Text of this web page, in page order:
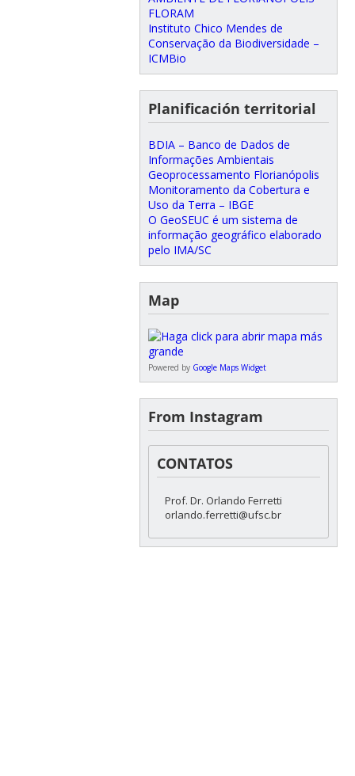
FLORAM
Instituto Chico Mendes de
Conservação da Biodiversidade –
ICMBio
Planificación territorial
BDIA – Banco de Dados de
Informações Ambientais
Geoprocessamento Florianópolis
Monitoramento da Cobertura e
Uso da Terra – IBGE
O GeoSEUC é um sistema de
informação geográfico elaborado
pelo IMA/SC
Map
Powered by Google Maps Widget
From Instagram
CONTATOS
Prof. Dr. Orlando Ferretti
orlando.ferretti@ufsc.br